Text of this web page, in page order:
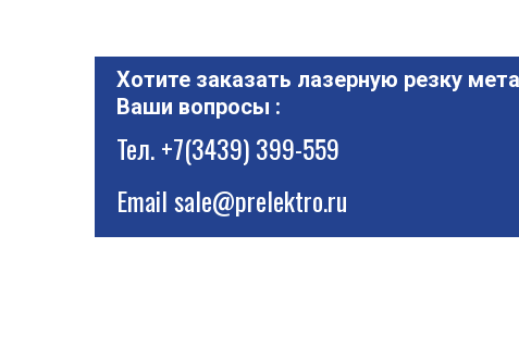
Хотите заказать лазерную резку
Ваши вопросы :
Тел.+7(3439) 399-559
Emailsale@prelektro.ru